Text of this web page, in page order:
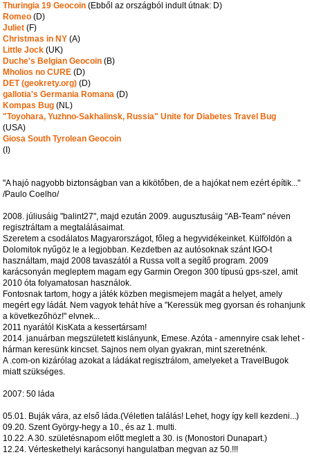
Thuringia 19 Geocoin (Ebből az országból indult útnak: D)
Romeo (D)
Juliet (F)
Christmas in NY (A)
Little Jock (UK)
Duche's Belgian Geocoin (B)
Mholios no CURE (D)
DET (geokrety.org) (D)
gallotia's Germania Romana (D)
Kompas Bug (NL)
"Toyohara, Yuzhno-Sakhalinsk, Russia" Unite for Diabetes Travel Bug
(USA)
Giosa South Tyrolean Geocoin
(I)
"A hajó nagyobb biztonságban van a kikötőben, de a hajókat nem ezért építik..."
/Paulo Coelho/
2008. júliusáig "balint27", majd ezután 2009. augusztusáig "AB-Team" néven
regisztráltam a megtalálásaimat.
Szeretem a csodálatos Magyarországot, főleg a hegyvidékeinket. Külföldön a
Dolomitok nyűgöz le a legjobban. Kezdetben az autósoknak szánt IGO-t
használtam, majd 2008 tavaszától a Russa volt a segítő program. 2009
karácsonyán megleptem magam egy Garmin Oregon 300 típusú gps-szel, amit
2010 óta folyamatosan használok.
Fontosnak tartom, hogy a játék közben megismejem magát a helyet, amely
megért egy ládát. Nem vagyok tehát híve a "Keressük meg gyorsan és rohanjunk
a következőhöz!" elvnek...
2011 nyarától KisKata a kessertársam!
2014. januárban megszületett kislányunk, Emese. Azóta - amennyire csak lehet -
hárman keresünk kincset. Sajnos nem olyan gyakran, mint szeretnénk.
A .com-on kizárólag azokat a ládákat regisztrálom, amelyeket a TravelBugok
miatt szükséges.
2007: 50 láda
05.01. Buják vára, az első láda.(Véletlen találás! Lehet, hogy így kell kezdeni...)
09.20. Szent György-hegy a 10., és az 1. multi.
10.22. A 30. születésnapom előtt meglett a 30. is (Monostori Dunapart.)
12.24. Vérteskethelyi karácsonyi hangulatban megvan az 50.!!!